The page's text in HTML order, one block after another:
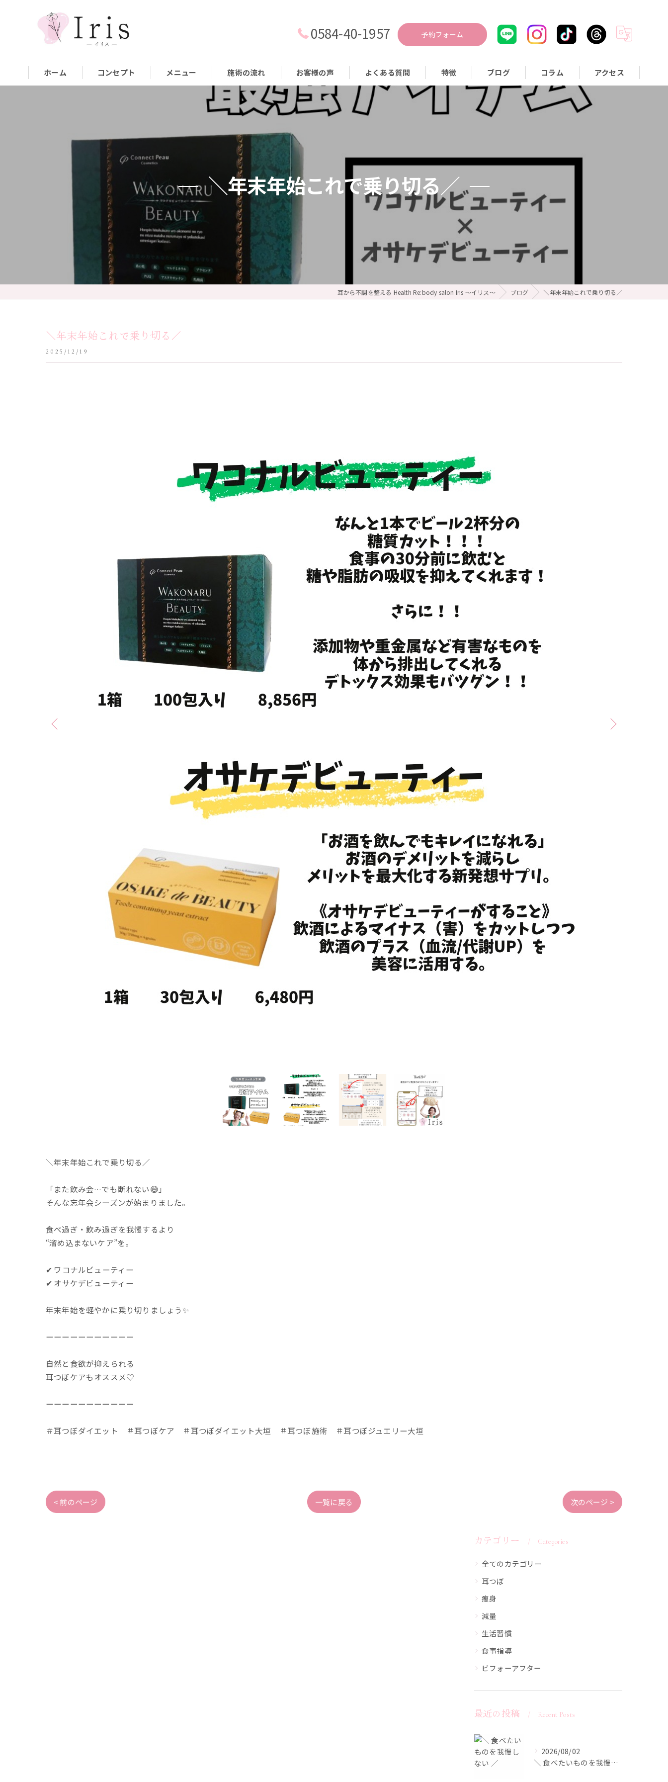
0584-40-1957 予約フォーム
ホーム コンセプト メニュー 施術の流れ お客様の声 よくある質問 特徴
生活習慣
食事指導
ブログ コラム アクセス
＼年末年始これで乗り切る／
耳から不調を整える Health Re:body salon Iris ～イリス～ ブログ ＼年末年始これで乗り切る／
＼年末年始これで乗り切る／
2025/12/19
＼年末年始これで乗り切る／
「また飲み会…でも断れない😅」
そんな忘年会シーズンが始まりました。
食べ過ぎ・飲み過ぎを我慢するより
“溜め込まないケア”を。
✔ ワコナルビューティー
✔ オサケデビューティー
年末年始を軽やかに乗り切りましょう✨
ーーーーーーーーーーー
自然と食欲が抑えられる
耳つぼケアもオススメ♡
ーーーーーーーーーーー
＃耳つぼダイエット ＃耳つぼケア ＃耳つぼダイエット大垣 ＃耳つぼ施術 ＃耳つぼジュエリー大垣
< 前のページ 一覧に戻る 次のページ >
カテゴリー Categories
全てのカテゴリー
耳つぼ
痩身
減量
生活習慣
食事指導
ビフォーアフター
最近の投稿 Recent Posts
2026/08/02
＼ 食べたいものを我慢しない ／